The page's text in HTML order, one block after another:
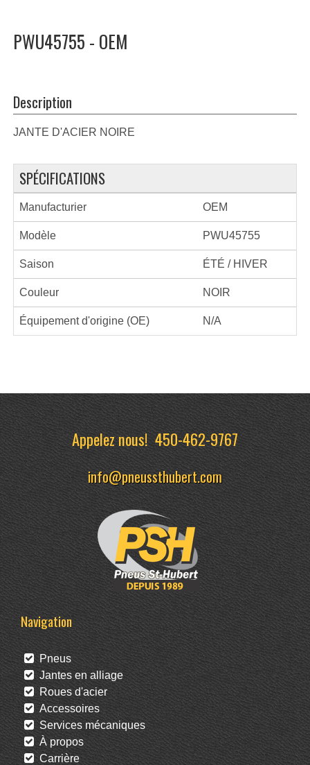
PWU45755 - OEM
Description
JANTE D'ACIER NOIRE
SPÉCIFICATIONS
Manufacturier OEM
Modèle PWU45755
Saison ÉTÉ / HIVER
Couleur NOIR
Équipement d'origine (OE) N/A
Appelez nous!450-462-9767
info@pneussthubert.com
Navigation
Pneus
Jantes en alliage
Roues d'acier
Accessoires
Services mécaniques
À propos
Carrière